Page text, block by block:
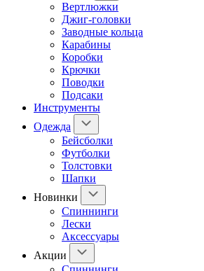
Вертлюжки
Джиг-головки
Заводные кольца
Карабины
Коробки
Крючки
Поводки
Подсаки
Инструменты
Одежда
Бейсболки
Футболки
Толстовки
Шапки
Новинки
Спиннинги
Лески
Аксессуары
Акции